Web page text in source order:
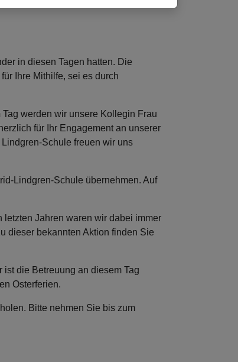
in diesen Tagen hatten. Die
Ihre Mithilfe, sei es durch
werden wir unsere Kollegin Frau
für Ihr Engagement an unserer
Schule freuen wir uns
Lindgren-Schule übernehmen. Auf
Jahren waren wir dabei immer
dieser bekannten Aktion finden Sie
die Betreuung an diesem Tag
Osterferien.
Bitte nehmen Sie bis zum